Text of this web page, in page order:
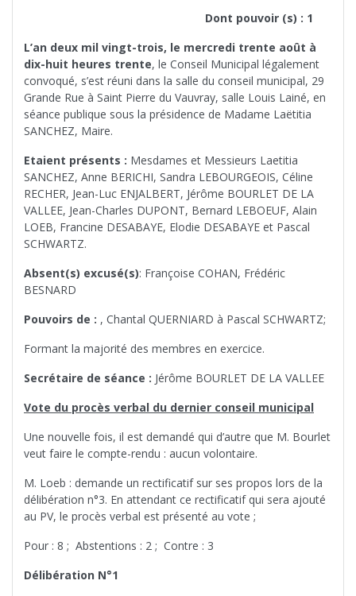
Dont pouvoir (s) : 1
L’an deux mil vingt-trois, le mercredi trente août à
dix-huit heures trente, le Conseil Municipal légalement
convoqué, s’est réuni dans la salle du conseil municipal, 29
Grande Rue à Saint Pierre du Vauvray, salle Louis Lainé, en
séance publique sous la présidence de Madame Laëtitia
SANCHEZ, Maire.
Etaient présents : Mesdames et Messieurs Laetitia
SANCHEZ, Anne BERICHI, Sandra LEBOURGEOIS, Céline
RECHER, Jean-Luc ENJALBERT, Jérôme BOURLET DE LA
VALLEE, Jean-Charles DUPONT, Bernard LEBOEUF, Alain
LOEB, Francine DESABAYE, Elodie DESABAYE et Pascal
SCHWARTZ.
Absent(s) excusé(s): Françoise COHAN, Frédéric
BESNARD
Pouvoirs de : , Chantal QUERNIARD à Pascal SCHWARTZ;
Formant la majorité des membres en exercice.
Secrétaire de séance : Jérôme BOURLET DE LA VALLEE
Vote du procès verbal du dernier conseil municipal
Une nouvelle fois, il est demandé qui d’autre que M. Bourlet
veut faire le compte-rendu : aucun volontaire.
M. Loeb : demande un rectificatif sur ses propos lors de la
délibération n°3. En attendant ce rectificatif qui sera ajouté
au PV, le procès verbal est présenté au vote ;
Pour : 8 ; Abstentions : 2 ; Contre : 3
Délibération N°1